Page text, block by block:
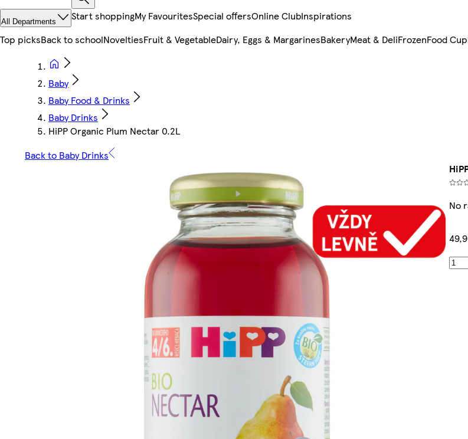
All Departments Start shoppingMy FavouritesSpecial offersOnline ClubInspirations
Top picksBack to schoolNoveltiesFruit & VegetableDairy, Eggs & MargarinesBakeryMeat & DeliFrozenFood
Baby
Baby Food & Drinks
Baby Drinks
HiPP Organic Plum Nectar 0.2L
Back to Baby Drinks
No